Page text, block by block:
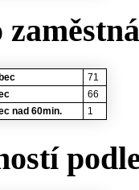
71
66
nad 60min.
1